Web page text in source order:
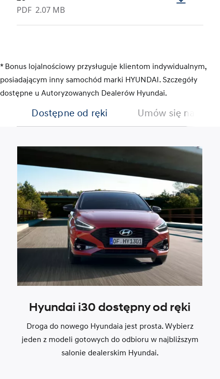
PDF 2.07 MB
* Bonus lojalnościowy przysługuje klientom indywidualnym,
posiadającym inny samochód marki HYUNDAI. Szczegóły
dostępne u Autoryzowanych Dealerów Hyundai.
Dostępne od ręki Umów się na
Hyundai i30 dostępny od ręki
Droga do nowego Hyundaia jest prosta. Wybierz
jeden z modeli gotowych do odbioru w najbliższym
salonie dealerskim Hyundai.